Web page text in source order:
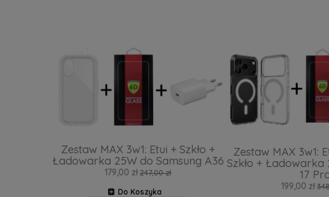
Zestaw MAX 3w1: Etui + Szkło +
Ładowarka 25W do Samsung A36
179,00 zł 247,00 zł
Do Koszyka
Zestaw MAX 3w1:
Szkło + Ładowarka
17
199,00 zł